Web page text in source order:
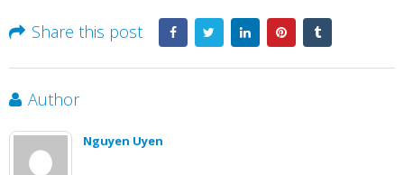
Share this post
Author
Nguyen Uyen